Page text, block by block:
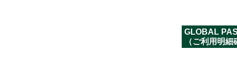
GLOBAL
（ご利用明細